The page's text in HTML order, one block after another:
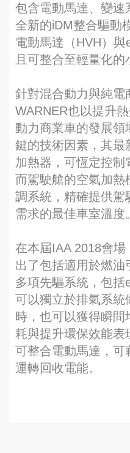
包含電動馬達、變速
全新的iDM整合驅動
電動馬達（HVH）與
且可整合至輕量化的
針對混合動力與純電
WARNER也以提升
動力商業車的發展領
鍵的技術因素，其
加熱器，可恆定控制
而駕駛艙的空氣加熱
調系統，精確提供駕
需求的最佳車室溫度
在本屆IAA 2018會
出了包括適用於燃油
多項先驅系統，包括
可以獨立於排氣系統
時，也可以獲得瞬間
耗與提升環保效能表
可整合電動馬達，可
運轉回收電能。